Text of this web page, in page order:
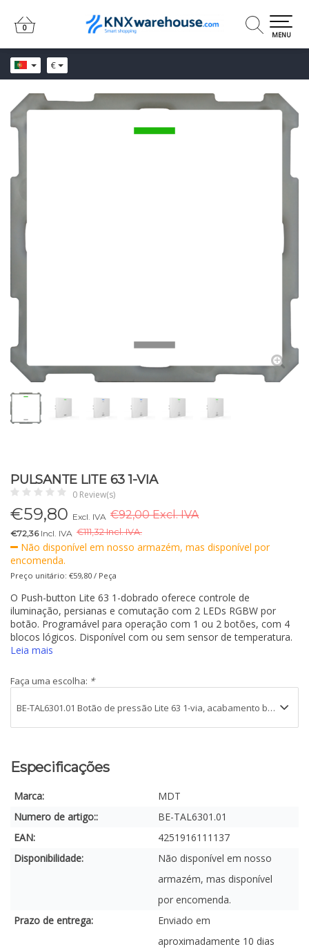
€
0
0
MENU
PULSANTE LITE 63 1-VIA
0 Review(s)
€59,80 Excl. IVA €92,00 Excl. IVA
€72,36Incl. IVA €111,32 Incl. IVA.
Não disponível em nosso armazém, mas disponível por
encomenda.
Preço unitário: €59,80 / Peça
O Push-button Lite 63 1-dobrado oferece controle de
iluminação, persianas e comutação com 2 LEDs RGBW por
botão. Programável para operação com 1 ou 2 botões, com 4
blocos lógicos. Disponível com ou sem sensor de temperatura.
Leia mais
Faça uma escolha: *
Especificações
Marca:
MDT
Numero de artigo::
BE-TAL6301.01
EAN:
4251916111137
Disponibilidade:
Não disponível em nosso
armazém, mas disponível
por encomenda.
Prazo de entrega:
Enviado em
aproximadamente 10 dias